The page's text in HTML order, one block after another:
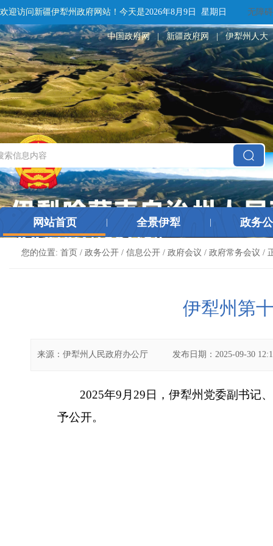
欢迎访问新疆伊犁州政府网站！ 今天是2026年8月9日 星期日 无障碍
中国政府网 | 新疆政府网 | 伊犁州人大
网站首页 全景伊犁 政务
您的位置: 首页 / 政务公开 / 信息公开 / 政府会议 / 政府常务会议 /
伊犁州第
来源： 伊犁州人民政府办公厅 发布日期： 2025-09-30
2025年9 月29日，伊犁州党委副书记
予公开。